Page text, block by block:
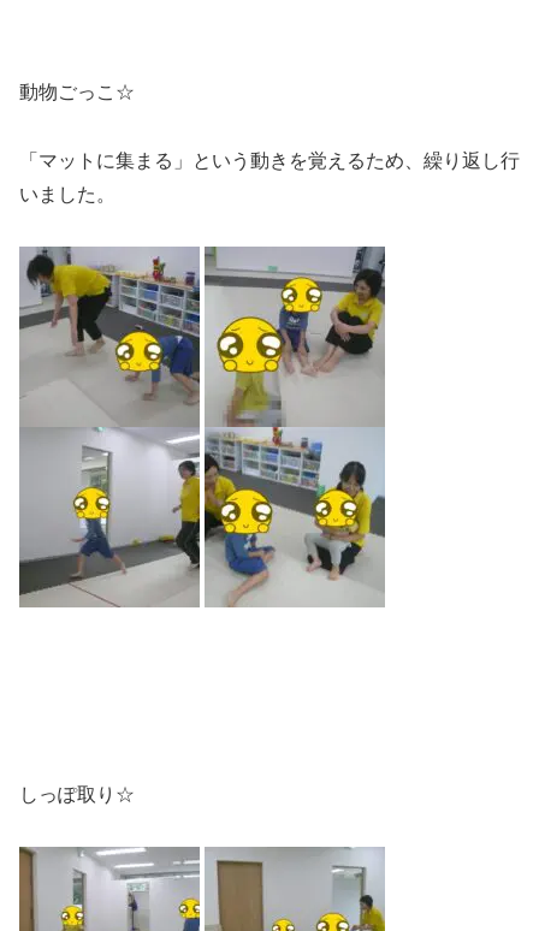
動物ごっこ☆
「マットに集まる」という動きを覚えるため、繰り返し行
いました。
しっぽ取り☆